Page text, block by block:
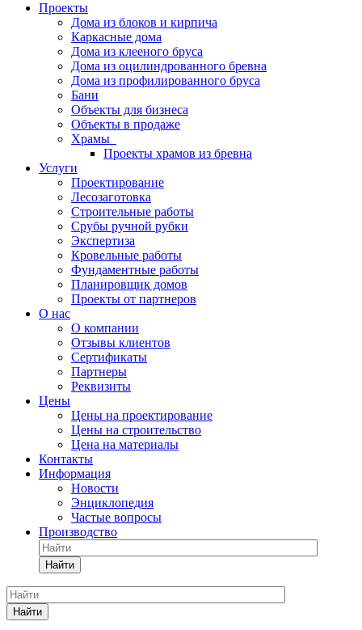
Проекты
Дома из блоков и кирпича
Каркасные дома
Дома из клееного бруса
Дома из оцилиндрованного бревна
Дома из профилированного бруса
Бани
Объекты для бизнеса
Объекты в продаже
Храмы
Проекты храмов из бревна
Услуги
Проектирование
Лесозаготовка
Строительные работы
Срубы ручной рубки
Экспертиза
Кровельные работы
Фундаментные работы
Планировщик домов
Проекты от партнеров
О нас
О компании
Отзывы клиентов
Сертификаты
Партнеры
Реквизиты
Цены
Цены на проектирование
Цены на строительство
Цена на материалы
Контакты
Информация
Новости
Энциклопедия
Частые вопросы
Производство
Найти
Найти